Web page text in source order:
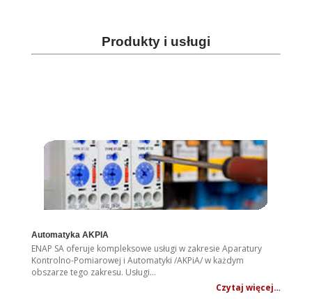
Produkty i usługi
Automatyka AKPIA
ENAP SA oferuje kompleksowe usługi w zakresie Aparatury
Kontrolno-Pomiarowej i Automatyki /AKPiA/ w każdym
obszarze tego zakresu. Usługi…
Czytaj więcej…